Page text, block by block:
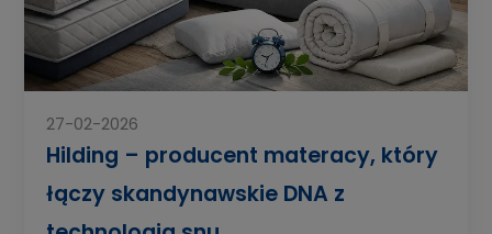
27-02-2026
Hilding – producent materacy, który
łączy skandynawskie DNA z